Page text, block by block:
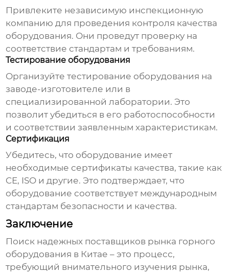
Привлеките независимую инспекционную
компанию для проведения контроля качества
оборудования. Они проведут проверку на
соответствие стандартам и требованиям.
Тестирование оборудования
Организуйте тестирование оборудования на
заводе-изготовителе или в
специализированной лаборатории. Это
позволит убедиться в его работоспособности
и соответствии заявленным характеристикам.
Сертификация
Убедитесь, что оборудование имеет
необходимые сертификаты качества, такие как
CE, ISO и другие. Это подтверждает, что
оборудование соответствует международным
стандартам безопасности и качества.
Заключение
Поиск надежных поставщиков рынка горного
оборудования в Китае – это процесс,
требующий внимательного изучения рынка,